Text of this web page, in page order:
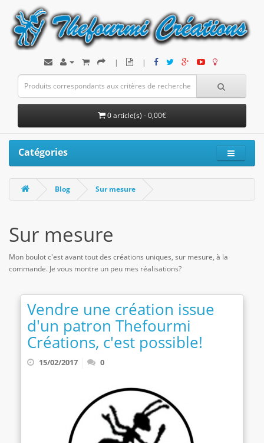
| |
0 article(s) - 0,00€
Catégories
Blog Sur mesure
Sur mesure
Mon boulot c'est avant tout des créations uniques, sur mesure, à la
commande. Je vous montre un peu mes réalisations?
Vendre une création issue
d'un patron Thefourmi
Créations, c'est possible!
15/02/2017 0